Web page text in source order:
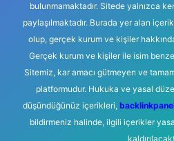
bulunmamaktadır. Sitede yalnızca
paylaşılmaktadır. Burada yer alan
olup, gerçek kurum ve kişiler
Gerçek kurum ve kişiler ile isim
Sitemiz, kar amacı gütmeyen ve
platformudur. Hukuka ve yasal
düşündüğünüz içerikleri,
bildirmeniz halinde, ilgili içerikler